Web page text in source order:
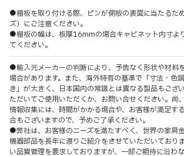
●棚板を取り付ける際、ピンが側板の表面に当たるた
ズ）にご注意ください。
●棚板の幅は、板厚16mmの場合キャビネット内寸よ
てください。
●輸入元メーカーの判断により、予告なく形状や材料
場合があります。また、海外特有の基準で「寸法・色
き」が大きく、日本国内の常識とは異なる製品もござ
ただいてご使用いただくか、お問い合せください。尚
情報収集には、時間がかかる場合や、お客様が満足す
合もございますので、予めご了承ください。
●弊社は、お客様のニーズを満たすべく、世界の家具
機器部品を長年に渡りご紹介をさせていただいており
い品質管理を要求しておりますが、一部ご期待に沿わ